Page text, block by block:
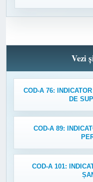
Vezi
COD-A 76:
DE
COD-A 89:
COD-A 101: